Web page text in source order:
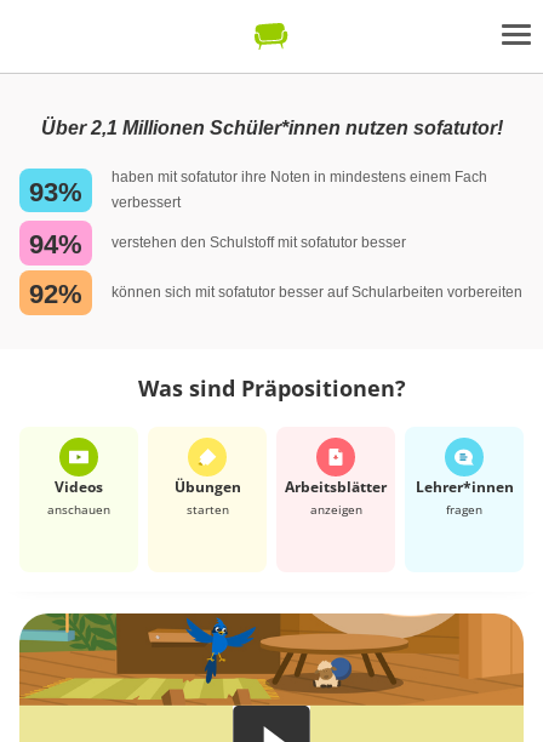
Über 2,1 Millionen Schüler*innen nutzen sofatutor!
93%
haben mit sofatutor ihre Noten in mindestens einem Fach
verbessert
94% verstehen den Schulstoff mit sofatutor besser
92% können sich mit sofatutor besser auf Schularbeiten vorbereiten
Was sind Präpositionen?
Videos
anschauen
Übungen
starten
Arbeits­blätter
anzeigen
Lehrer*​innen
fragen